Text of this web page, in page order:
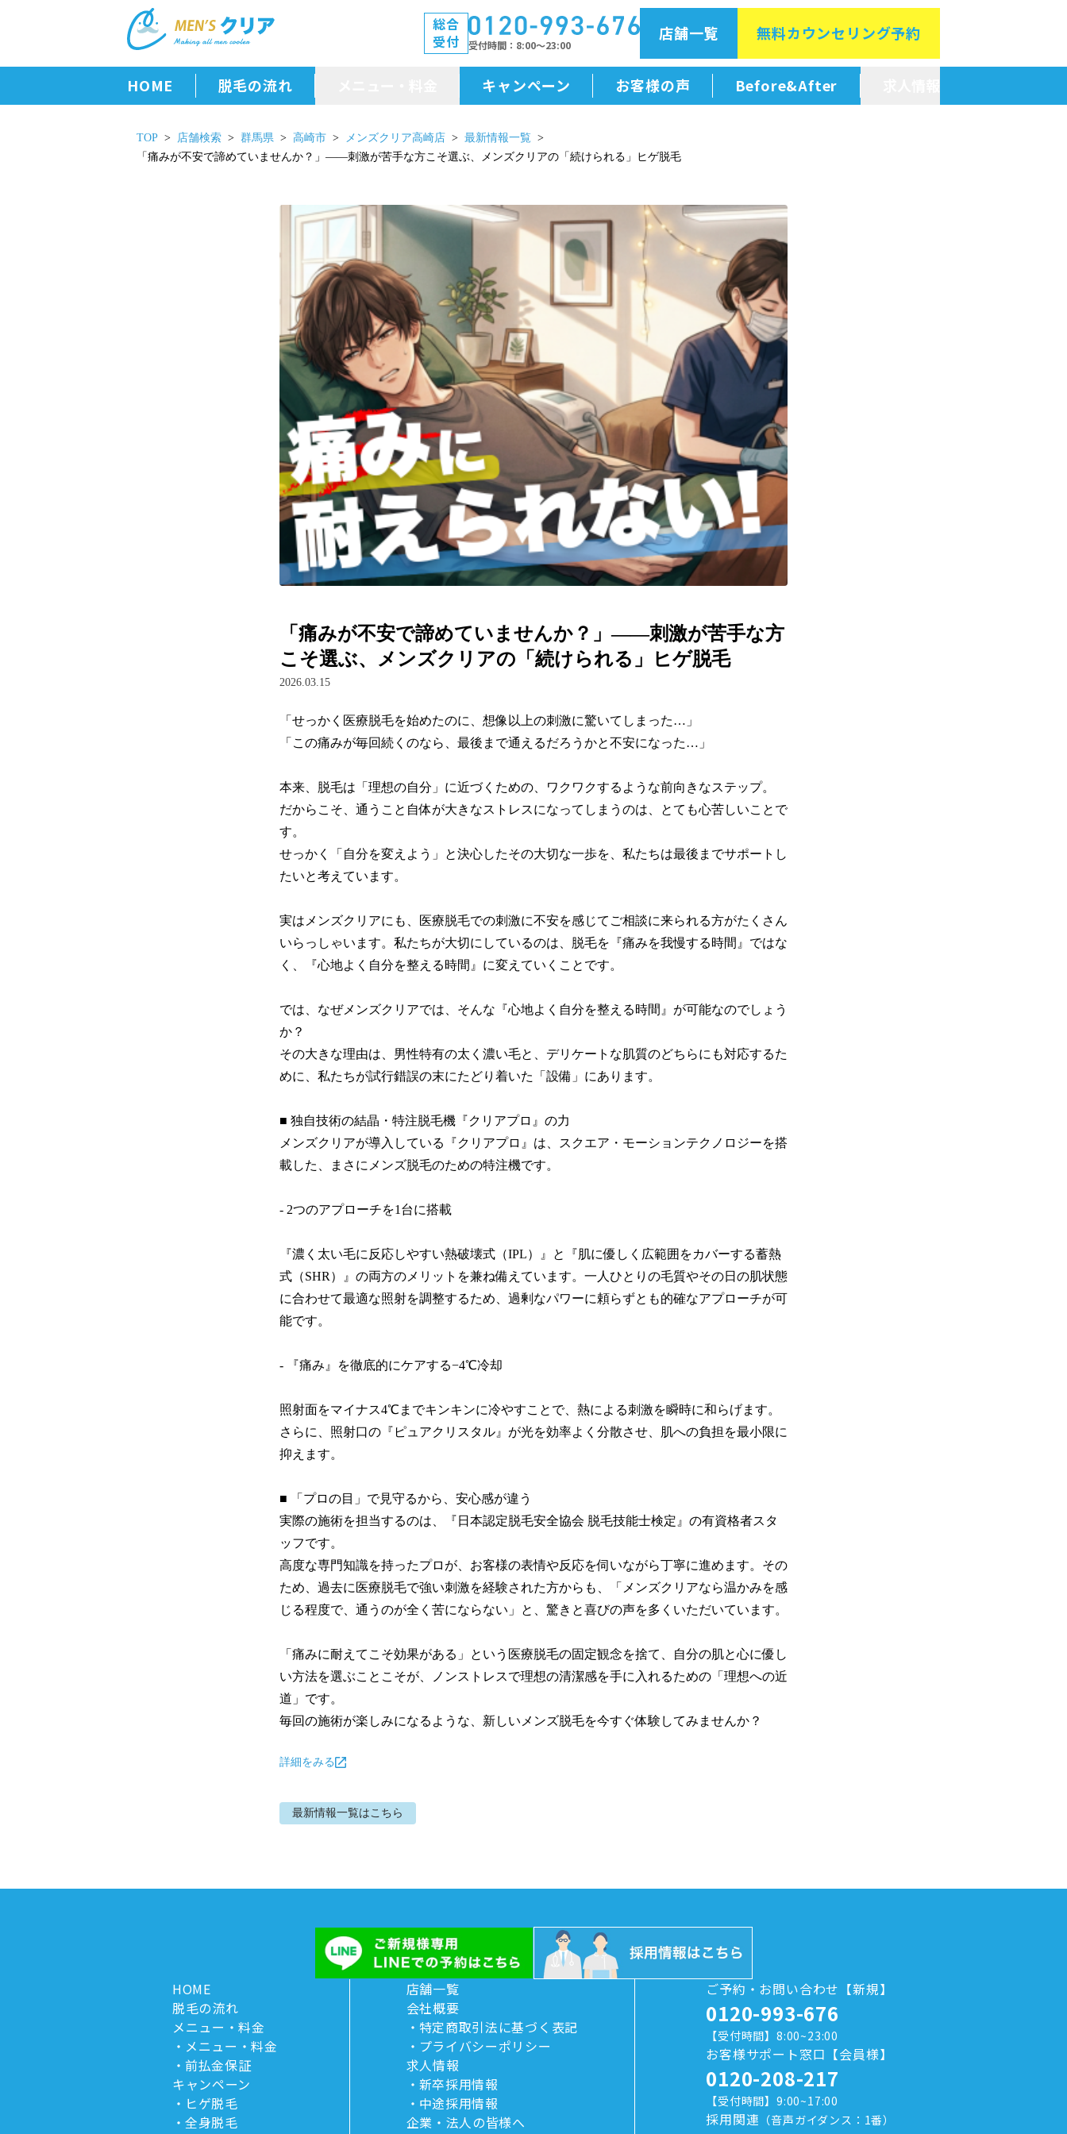
総合
受付
受付時間 8:00～23:00
店舗一覧 無料カウンセリング予約
HOME 脱毛の流れ
メニュー・料金
キャンペーン お客様の声 Before&After
TOP 店舗検索 群馬県 高崎市 メンズクリア高崎店
最新情報一覧
「痛みが不安で諦めていませんか？」――刺激が苦手な方こそ選ぶ、メンズクリアの「続けられる」ヒゲ脱毛
「痛みが不安で諦めていませんか？」――刺激が苦手な方
こそ選ぶ、メンズクリアの「続けられる」ヒゲ脱毛
2026.03.15
「せっかく医療脱毛を始めたのに、想像以上の刺激に驚いてしまった…」
「この痛みが毎回続くのなら、最後まで通えるだろうかと不安になった…」
本来、脱毛は「理想の自分」に近づくための、ワクワクするような前向きなステップ。
だからこそ、通うこと自体が大きなストレスになってしまうのは、とても心苦しいことで
す。
せっかく「自分を変えよう」と決心したその大切な一歩を、私たちは最後までサポートし
たいと考えています。
実はメンズクリアにも、医療脱毛での刺激に不安を感じてご相談に来られる方がたくさん
いらっしゃいます。私たちが大切にしているのは、脱毛を『痛みを我慢する時間』ではな
く、『心地よく自分を整える時間』に変えていくことです。
では、なぜメンズクリアでは、そんな『心地よく自分を整える時間』が可能なのでしょう
か？
その大きな理由は、男性特有の太く濃い毛と、デリケートな肌質のどちらにも対応するた
めに、私たちが試行錯誤の末にたどり着いた「設備」にあります。
■ 独自技術の結晶・特注脱毛機『クリアプロ』の力
メンズクリアが導入している『クリアプロ』は、スクエア・モーションテクノロジーを搭
載した、まさにメンズ脱毛のための特注機です。
- 2つのアプローチを1台に搭載
『濃く太い毛に反応しやすい熱破壊式（IPL）』と『肌に優しく広範囲をカバーする蓄熱
式（SHR）』の両方のメリットを兼ね備えています。一人ひとりの毛質やその日の肌状態
に合わせて最適な照射を調整するため、過剰なパワーに頼らずとも的確なアプローチが可
能です。
- 『痛み』を徹底的にケアする−4℃冷却
照射面をマイナス4℃までキンキンに冷やすことで、熱による刺激を瞬時に和らげます。
さらに、照射口の『ピュアクリスタル』が光を効率よく分散させ、肌への負担を最小限に
抑えます。
■ 「プロの目」で見守るから、安心感が違う
実際の施術を担当するのは、『日本認定脱毛安全協会 脱毛技能士検定』の有資格者スタ
ッフです。
高度な専門知識を持ったプロが、お客様の表情や反応を伺いながら丁寧に進めます。その
ため、過去に医療脱毛で強い刺激を経験された方からも、「メンズクリアなら温かみを感
じる程度で、通うのが全く苦にならない」と、驚きと喜びの声を多くいただいています。
「痛みに耐えてこそ効果がある」という医療脱毛の固定観念を捨て、自分の肌と心に優し
い方法を選ぶことこそが、ノンストレスで理想の清潔感を手に入れるための「理想への近
道」です。
毎回の施術が楽しみになるような、新しいメンズ脱毛を今すぐ体験してみませんか？
詳細をみる
最新情報一覧はこちら
HOME
脱毛の流れ
メニュー・料金
メニュー・料金
前払金保証
キャンペーン
ヒゲ脱毛
全身脱毛
店舗一覧
会社概要
特定商取引法に基づく表記
プライバシーポリシー
求人情報
新卒採用情報
中途採用情報
企業・法人の皆様へ
ご予約・お問い合わせ【新規】
0120-993-676
【受付時間】8:00~23:00
お客様サポート窓口【会員様】
0120-208-217
【受付時間】9:00~17:00
採用関連 （音声ガイダンス：1番）